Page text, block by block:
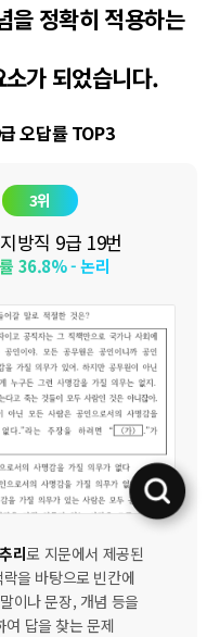
을 정확히 적용하는
가 되었습니다.
오답률 TOP3
3위
방직 9급 19번
36.8% - 논리
리로 지문에서 제공된
을 바탕으로 빈칸에
이나 문장, 개념 등을
여 답을 찾는 문제